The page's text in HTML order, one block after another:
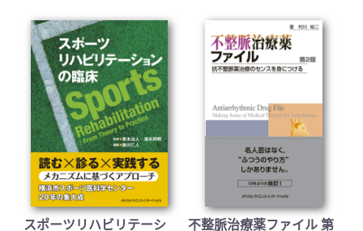
スポーツリハビリテーシ
不整脈治療薬ファイル 第